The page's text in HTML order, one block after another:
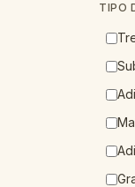
TIPO